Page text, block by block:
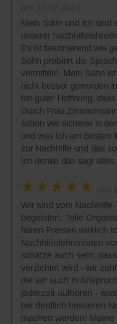
Mein Sohn und ich sind
unserer
Es ist faszinierend wie
Sohn probiert die
vermitteln. Mein Sohn
nicht besser geworden
bin guter Hoffnung,
Durch Frau
schon viel sicherer in
und was ich am Besten
zur Nachhilfe und das
Ich denke das sagt
Wir sind vom
begeistert: Tolle
fairen Preisen wirklich
Nachhilfelehrerinnen
schätze auch sehr,
verzichtet wird - wir
die wir auch in
jederzeit aufhören -
bei deutlich besseren
machen werden!